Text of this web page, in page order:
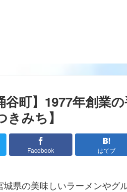
谷町】1977年創業
きみち】
Facebook はてブ
城県の美味しいラーメンやグ